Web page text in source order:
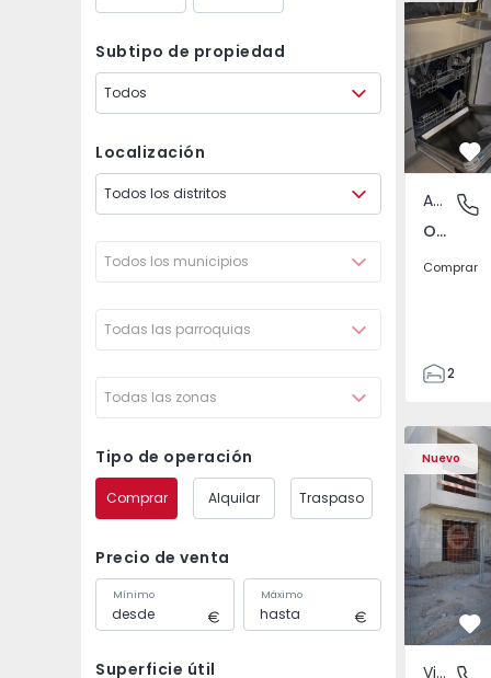
Subtipo de propiedad
Todos
Localización
Todos los distritos
Todos los municipios
Todas las parroquias
Todas las zonas
Tipo de operación
Comprar Alquilar Traspaso
Precio de venta
Mínimo Máximo
Superficie útil
Apartamento
Odivelas, Lisboa
Comprar
2
70
82
1
2
Nuevo
Vivienda Pareada
Vivienda
Vivienda Pareada